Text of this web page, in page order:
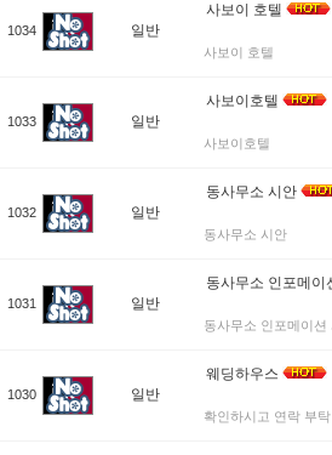
1034 일반
사보이 호텔
사보이 호텔
1033 일반
사보이호텔
사보이호텔
1032 일반
동사무소 시안
동사무소 시안
1031 일반
동사무소 인포메이
동사무소 인포메이션
1030 일반
웨딩하우스
확인하시고 연락 부탁